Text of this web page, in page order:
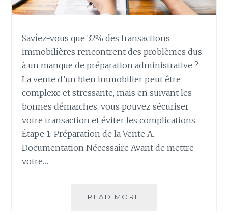
Saviez-vous que 32% des transactions
immobilières rencontrent des problèmes dus
à un manque de préparation administrative ?
La vente d’un bien immobilier peut être
complexe et stressante, mais en suivant les
bonnes démarches, vous pouvez sécuriser
votre transaction et éviter les complications.
Étape 1: Préparation de la Vente A.
Documentation Nécessaire Avant de mettre
votre…
READ MORE